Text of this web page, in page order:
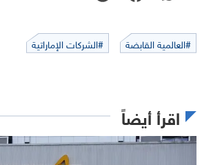
#العالمية القابضة #الشركات الإماراتية
اقرأ أيضاً